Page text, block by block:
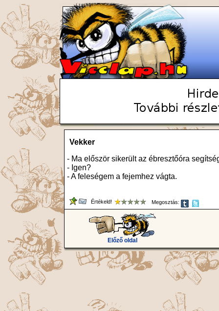
Vekker
- Ma először sikerült az ébresztőóra
- Igen?
- A feleségem a fejemhez vágta.
Értékeld! Megosztás:
Előző oldal